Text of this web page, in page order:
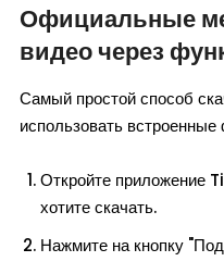
Официальные
видео через
Самый простой способ
использовать
Откройте приложение
хотите скачать.
Нажмите на кнопку